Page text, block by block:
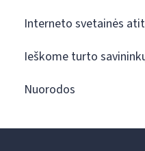
Interneto svetainės
Ieškome turto
Nuorodos